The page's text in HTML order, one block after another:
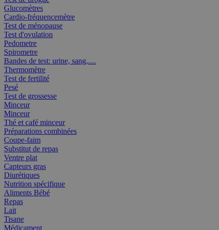
Glucomètres
Cardio-fréquencemètre
Test de ménopause
Test d'ovulation
Pedometre
Spirometre
Bandes de test: urine, sang,....
Thermomètre
Test de fertilité
Pesé
Test de grossesse
Minceur
Minceur
Thé et café minceur
Préparations combinées
Coupe-faim
Substitut de repas
Ventre plat
Capteurs gras
Diurétiques
Nutrition spécifique
Aliments Bébé
Repas
Lait
Tisane
Médicament